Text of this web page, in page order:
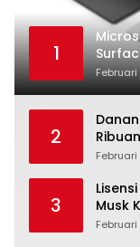
1
Februari
2
3
Musk
Februari